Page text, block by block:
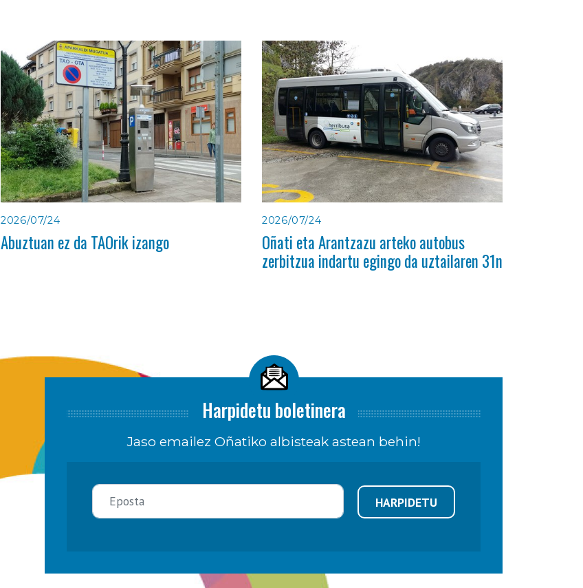
2026/07/24
Abuztuan ez da TAOrik izango
2026/07/24
Oñati eta Arantzazu arteko autobus
zerbitzua indartu egingo da uztailaren 31n
Harpidetu boletinera
Jaso emailez Oñatiko albisteak astean behin!
HARPIDETU